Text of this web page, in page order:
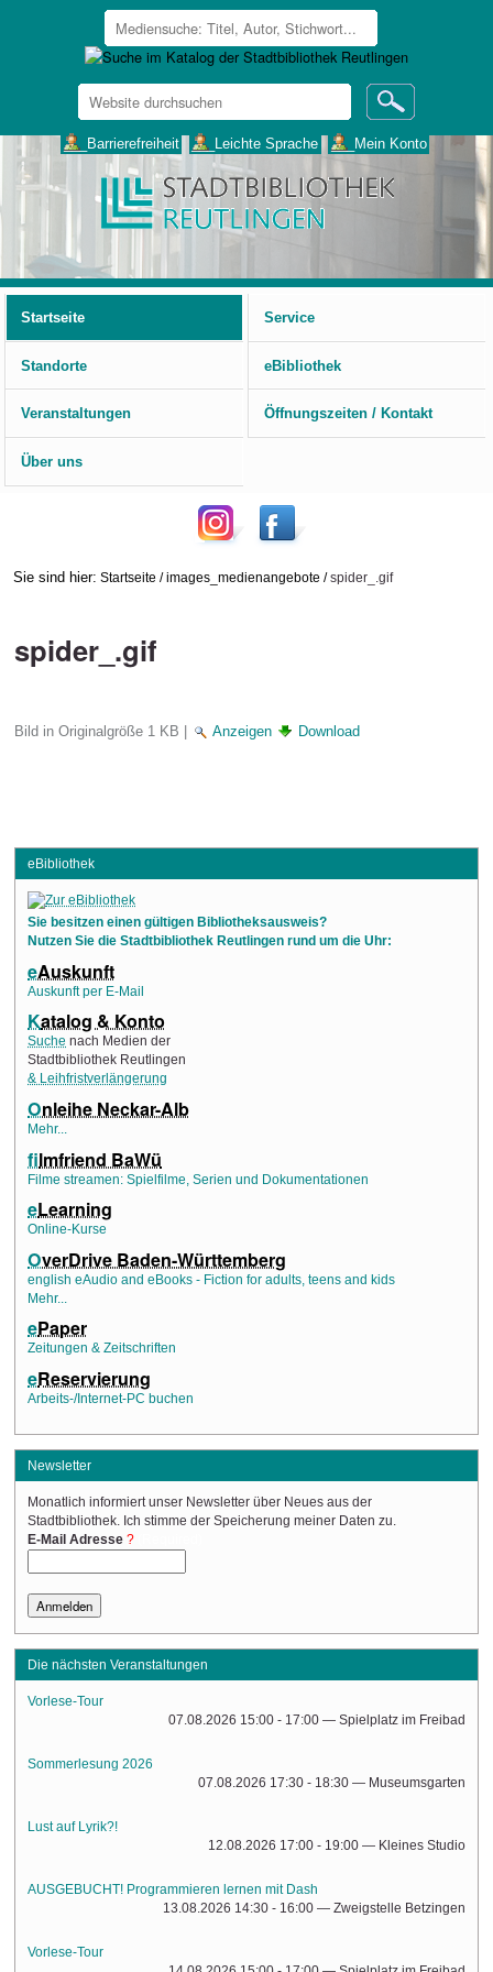
Website
durchsuchen
___Barrierefreiheit ___Leichte Sprache ___Mein Konto
Startseite
Service
Standorte eBibliothek
Veranstaltungen Öffnungszeiten / Kontakt
Über uns
Sie sind hier: Startseite /images_medienangebote /spider_.gif
spider_.gif
Bild in Originalgröße 1 KB | Anzeigen Download
eBibliothek
Sie besitzen einen gültigen Bibliotheksausweis?
Nutzen Sie die Stadtbibliothek Reutlingen rund um die Uhr:
eAuskunft
Auskunft per E-Mail
Katalog & Konto
Suche nach Medien der
Stadtbibliothek Reutlingen
& Leihfristverlängerung
Onleihe Neckar-Alb
Mehr...
filmfriend BaWü
Filme streamen: Spielfilme, Serien und Dokumentationen
eLearning
Online-Kurse
OverDrive Baden-Württemberg
english eAudio and eBooks - Fiction for adults, teens and kids
Mehr...
ePaper
Zeitungen & Zeitschriften
eReservierung
Arbeits-/Internet-PC buchen
Newsletter
Monatlich informiert unser Newsletter über Neues aus der
Stadtbibliothek. Ich stimme der Speicherung meiner Daten zu.
E-Mail Adresse
Die nächsten Veranstaltungen
Vorlese-Tour
07.08.2026 15:00 - 17:00 — Spielplatz im Freibad
Sommerlesung 2026
07.08.2026 17:30 - 18:30 — Museumsgarten
Lust auf Lyrik?!
12.08.2026 17:00 - 19:00 — Kleines Studio
AUSGEBUCHT! Programmieren lernen mit Dash
13.08.2026 14:30 - 16:00 — Zweigstelle Betzingen
Vorlese-Tour